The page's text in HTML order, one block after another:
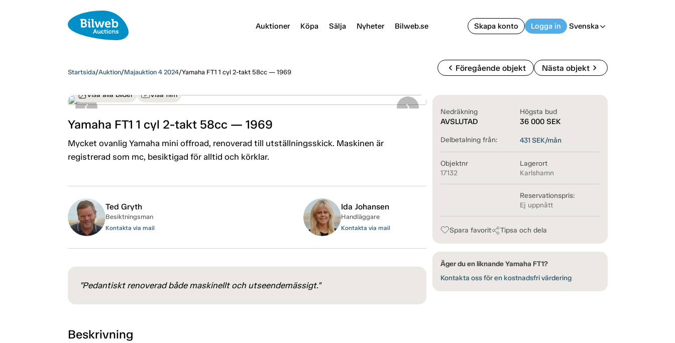
Auktioner Köpa Sälja Nyheter Bilweb.se Skapa konto Logga in Svenska arrow_back_ios
Startsida/Auktion/Majauktion 4 2024/Yamaha FT1 1 cyl 2-takt 58cc — 1969 chevron_left Föregående objekt Nästa objektchevron_right
Visa alla bilder Visa film
Yamaha FT1 1 cyl 2-takt 58cc — 1969
Mycket ovanlig Yamaha mini offroad, renoverad till utställningsskick. Maskinen är
registrerad som mc, besiktigad för alltid och körklar.
Nedräkning
AVSLUTAD
Högsta bud
36 000 SEK
Delbetalning från: 431 SEK/mån
Objektnr
17132
Lagerort
Karlshamn
Reservationspris:
Ej uppnått
Spara favorit Tipsa och dela
Äger du en liknande Yamaha FT1?
Kontakta oss för en kostnadsfri värdering
Ted Gryth
Besiktningsman
Kontakta via mail
Ida Johansen
Handläggare
Kontakta via mail
"Pedantiskt renoverad både maskinellt och utseendemässigt."
Beskrivning